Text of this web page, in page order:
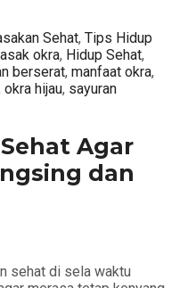
Sehat, Tips Hidup
okra, Hidup Sehat,
berserat, manfaat okra,
okra hijau, sayuran
Agar
dan
sehat di sela waktu